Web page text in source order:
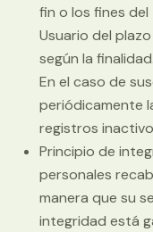
fin o los fines
Usuario del
según la finalidad.
En el caso de
periódicamente
registros
Principio de
personales
manera que su
integridad está